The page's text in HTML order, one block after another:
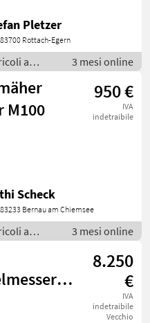
Pletzer
83700 Rottach-Egern
a
motofresatrici
3 mesi online
M100
950 €
IVA
indetraibile
Scheck
83233 Bernau am Chiemsee
a
motofresatrici
3 mesi online
8.250
€
IVA
indetraibile
Vecchio